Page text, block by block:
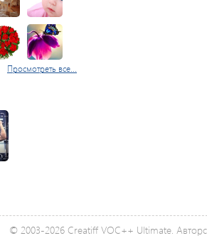
Просмотреть все...
© 2003-2026 Creatiff VOC++ Ultimate.